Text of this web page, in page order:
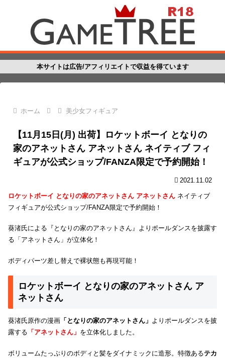
本サイトは広告/アフィリエイトで収益を得ています
ホーム 美少女フィギュア
【11月15日(月) 出荷】ロケットボーイ となりの
家のアネットさん アネットさん ネイティブ フィ
ギュアが公式ショップ/FANZA限定で予約開始！
2021.11.02
ロケットボーイ となりの家のアネットさん アネットさん ネイティブ
フィギュアが公式ショップ/FANZA限定で予約開始！
葵渚氏による『となりの家のアネットさん』よりポールダンスを披露す
る「アネットさん」が立体化！
ボディパーツ差し替えで裸状態も再現可能！
ロケットボーイ となりの家のアネットさん ア
ネットさん
葵渚氏原作の漫画 「となりの家のアネットさん」 よりポールダンスを披
露する 「アネットさん」 を立体化しました。
ボリュームたっぷりのボディと髪をダイナミックに造形。特徴あるテカ